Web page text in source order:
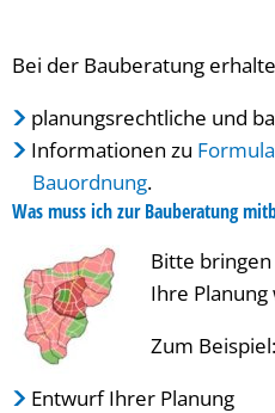
Bei der Bauberatung
planungsrechtliche und
Informationen zu
Bauordnung.
Was muss ich zur Bauberatung
Bitte
Ihre
Zum Beispiel:
Entwurf Ihrer Planung